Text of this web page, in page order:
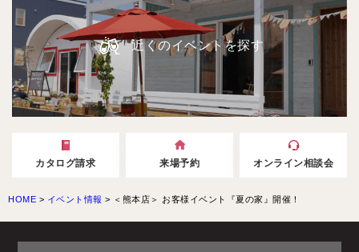
近くのイベントを探す
カタログ請求 来場予約 オンライン相談会
HOME > イベント情報 > ＜熊本店＞ お客様イベント『夏の家』開催！